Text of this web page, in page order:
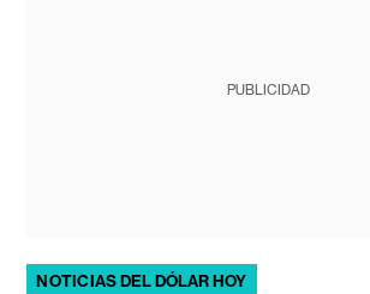
PUBLICIDAD
NOTICIAS DEL DÓLAR HOY